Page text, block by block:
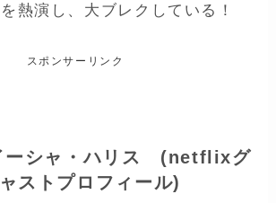
熱演し、大ブレクしている！
スポンサーリンク
ーシャ・ハリス (netflixグ
ストプロフィール)